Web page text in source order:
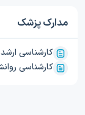
مدارک پزشک
کارشناسی
کارشناسی